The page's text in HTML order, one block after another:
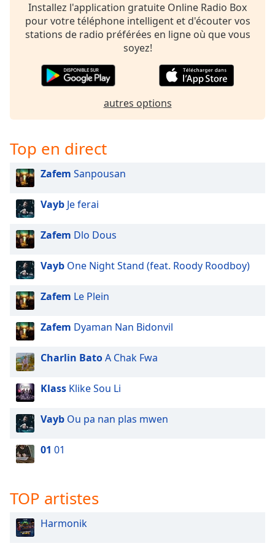
Installez l'application gratuite Online Radio Box
pour votre téléphone intelligent et d'écouter vos
stations de radio préférées en ligne où que vous
soyez!
autres options
Top en direct
Zafem Sanpousan
Vayb Je ferai
Zafem Dlo Dous
Vayb One Night Stand (feat. Roody Roodboy)
Zafem Le Plein
Zafem Dyaman Nan Bidonvil
Charlin BatoA Chak Fwa
Klass Klike Sou Li
Vayb Ou pa nan plas mwen
01 01
TOP artistes
Harmonik